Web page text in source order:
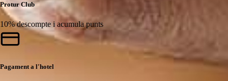
Protur Club
10% descompte i acumula punts
Pagament a l'hotel